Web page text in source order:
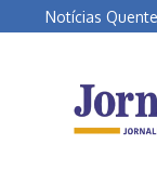
Ir para o conteúdo
Notícias
232 entra em obras no